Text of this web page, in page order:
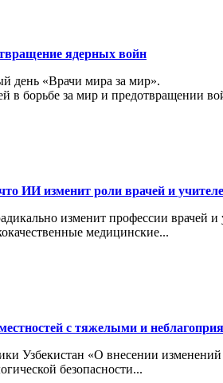
ядерных войн
день «Врачи мира за мир».
в борьбе за мир и предотвращении
ИИ изменит роли врачей и
изменит профессии
медицинские...
с тяжелыми и
Узбекистан «О внесении
безопасности...